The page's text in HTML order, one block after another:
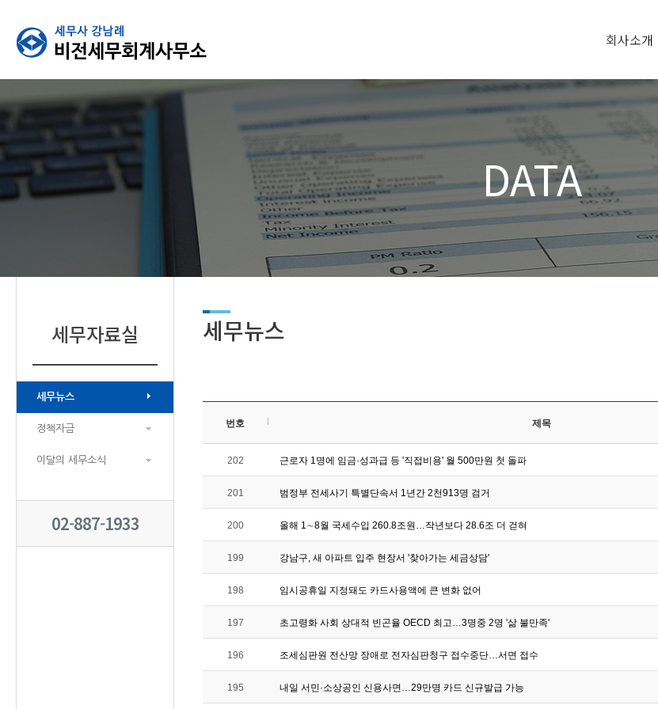
회사소개
DATA
세무자료실
세무뉴스
정책자금
이달의 세무소식
02-887-1933
세무뉴스
번호 제목
202 근로자 1명에 임금·성과급 등 '직접비용' 월 500만원 첫 돌파
201 범정부 전세사기 특별단속서 1년간 2천913명 검거
200 올해 1∼8월 국세수입 260.8조원…작년보다 28.6조 더 걷혀
199 강남구, 새 아파트 입주 현장서 '찾아가는 세금상담'
198 임시공휴일 지정돼도 카드사용액에 큰 변화 없어
197 초고령화 사회 상대적 빈곤율 OECD 최고…3명중 2명 '삶 불만족'
196 조세심판원 전산망 장애로 전자심판청구 접수중단…서면 접수
195 내일 서민·소상공인 신용사면…29만명 카드 신규발급 가능